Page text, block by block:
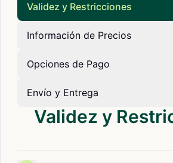
Validez y Restricciones
Información de Precios
Opciones de Pago
Envío y Entrega
Validez y